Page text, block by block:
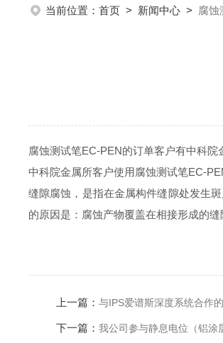
当前位置： 首页 > 新闻中心 > 腐蚀
腐蚀测试笔EC-PEN的订单客户有中科院
中科院金属所客户使用腐蚀测试笔EC-
缝隙腐蚀，是指在金属构件缝隙处发生
的原因是：腐蚀产物覆盖在相接形成的
上一篇： 与IPS爱谱斯深度系统合作
下一篇： 我公司参与静息电位（铝涂